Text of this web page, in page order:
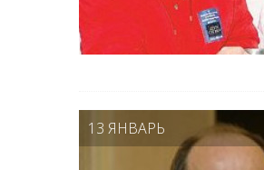
13 ЯНВАРЬ